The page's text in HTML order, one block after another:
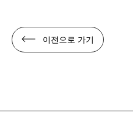
이전으로 가기